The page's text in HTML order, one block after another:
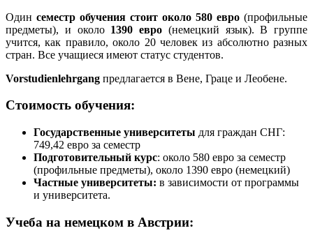
Один семестр обучения стоит около 580 евро (профильные
предметы), и около 1390 евро (немецкий язык). В группе
учится, как правило, около 20 человек из абсолютно разных
стран. Все учащиеся имеют статус студентов.
Vorstudienlehrgang предлагается в Вене, Граце и Леобене.
Стоимость обучения:
Государственные университеты для граждан СНГ:
749,42 евро за семестр
Подготовительный курс: около 580 евро за семестр
(профильные предметы), около 1390 евро (немецкий)
Частные университеты: в зависимости от программы
и университета.
Учеба на немецком в Австрии: